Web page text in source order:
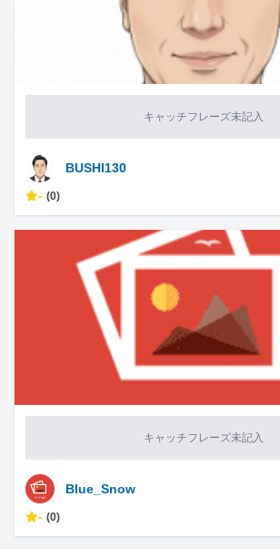
キャッチフレーズ未記入
BUSHI130
- (0)
キャッチフレーズ未記入
Blue_Snow
- (0)